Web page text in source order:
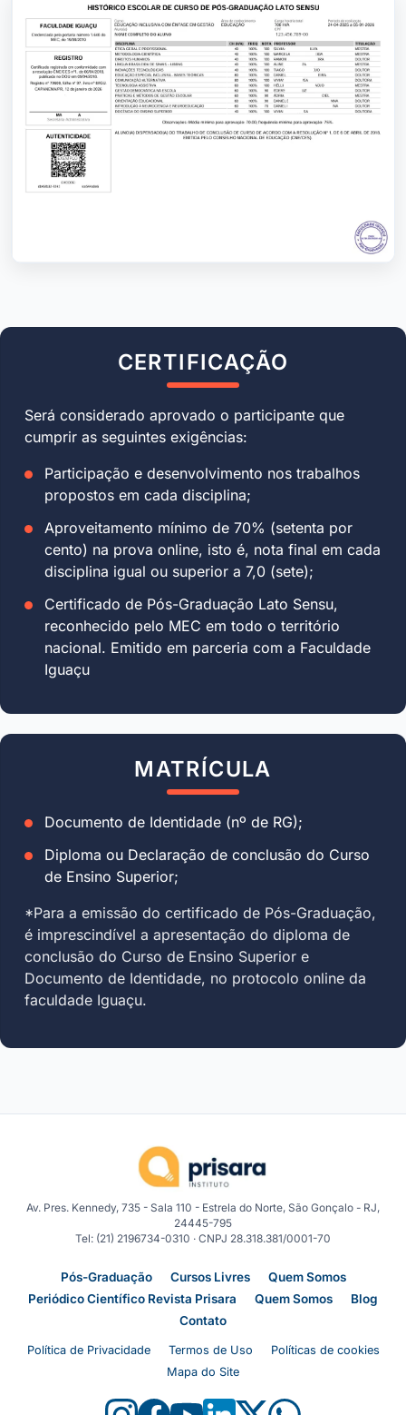
CERTIFICAÇÃO
Será considerado aprovado o participante que
cumprir as seguintes exigências:
Participação e desenvolvimento nos trabalhos
propostos em cada disciplina;
Aproveitamento mínimo de 70% (setenta por
cento) na prova online, isto é, nota final em cada
disciplina igual ou superior a 7,0 (sete);
Certificado de Pós-Graduação Lato Sensu,
reconhecido pelo MEC em todo o território
nacional. Emitido em parceria com a Faculdade
Iguaçu
MATRÍCULA
Documento de Identidade (nº de RG);
Diploma ou Declaração de conclusão do Curso
de Ensino Superior;
*Para a emissão do certificado de Pós-Graduação,
é imprescindível a apresentação do diploma de
conclusão do Curso de Ensino Superior e
Documento de Identidade, no protocolo online da
faculdade Iguaçu.
Av. Pres. Kennedy, 735 - Sala 110 - Estrela do Norte, São Gonçalo - RJ,
24445-795
Tel: (21) 2196734-0310 · CNPJ 28.318.381/0001-70
Pós-Graduação Cursos Livres
Quem Somos
Periódico Científico Revista Prisara
Quem Somos
Blog
Contato
Política de Privacidade Termos de Uso
Políticas de cookies
Mapa do Site